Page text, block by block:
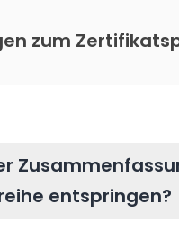
zum
entspringen?